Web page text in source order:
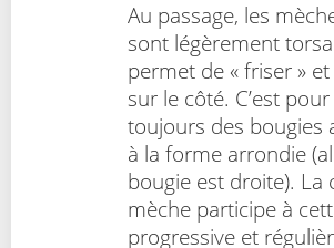
Au passage, les
sont légèrement
permet de « friser »
sur le côté. C’est pour
toujours des bougies
à la forme arrondie
bougie est droite). La
mèche participe à
progressive et